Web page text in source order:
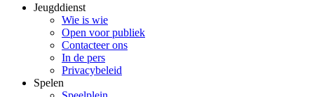
Jeugddienst
Wie is wie
Open voor publiek
Contacteer ons
In de pers
Privacybeleid
Spelen